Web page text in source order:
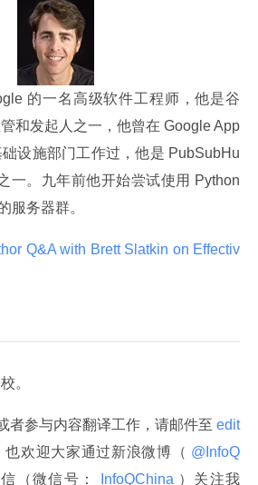
的一名高级软件工程师，他是谷
和发起人之一，他曾在 Google App
设施部门工作过，他是 PubSubHu
一。九年前他开始尝试使用 Python
服务器群。
Q&A with Brett Slatkin on Effectiv
。
者参与内容翻译工作，请邮件至 edit
也欢迎大家通过新浪微博（
（微信号： InfoQChina ）关注我